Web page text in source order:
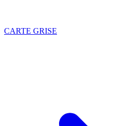
CARTE GRISE